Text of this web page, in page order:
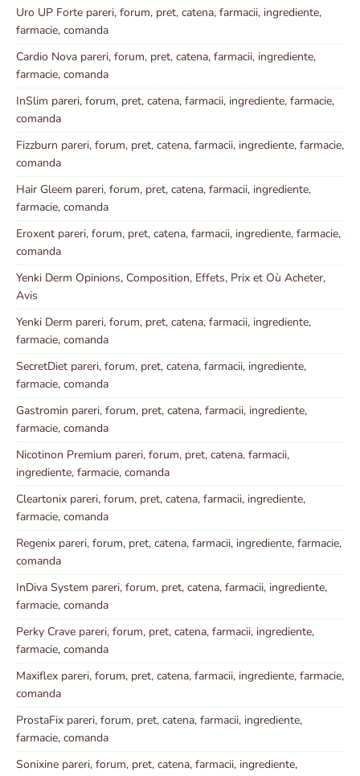
Uro UP Forte pareri, forum, pret, catena, farmacii, ingrediente,
farmacie, comanda
Cardio Nova pareri, forum, pret, catena, farmacii, ingrediente,
farmacie, comanda
InSlim pareri, forum, pret, catena, farmacii, ingrediente, farmacie,
comanda
Fizzburn pareri, forum, pret, catena, farmacii, ingrediente, farmacie,
comanda
Hair Gleem pareri, forum, pret, catena, farmacii, ingrediente,
farmacie, comanda
Eroxent pareri, forum, pret, catena, farmacii, ingrediente, farmacie,
comanda
Yenki Derm Opinions, Composition, Effets, Prix et Où Acheter,
Avis
Yenki Derm pareri, forum, pret, catena, farmacii, ingrediente,
farmacie, comanda
SecretDiet pareri, forum, pret, catena, farmacii, ingrediente,
farmacie, comanda
Gastromin pareri, forum, pret, catena, farmacii, ingrediente,
farmacie, comanda
Nicotinon Premium pareri, forum, pret, catena, farmacii,
ingrediente, farmacie, comanda
Cleartonix pareri, forum, pret, catena, farmacii, ingrediente,
farmacie, comanda
Regenix pareri, forum, pret, catena, farmacii, ingrediente, farmacie,
comanda
InDiva System pareri, forum, pret, catena, farmacii, ingrediente,
farmacie, comanda
Perky Crave pareri, forum, pret, catena, farmacii, ingrediente,
farmacie, comanda
Maxiflex pareri, forum, pret, catena, farmacii, ingrediente, farmacie,
comanda
ProstaFix pareri, forum, pret, catena, farmacii, ingrediente,
farmacie, comanda
Sonixine pareri, forum, pret, catena, farmacii, ingrediente,